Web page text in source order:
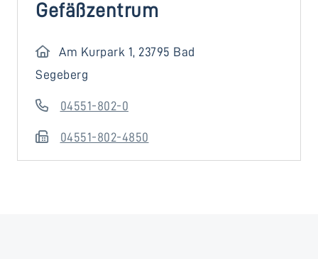
Gefäßzentrum
Am Kurpark 1, 23795 Bad
Segeberg
04551-802-0
04551-802-4850